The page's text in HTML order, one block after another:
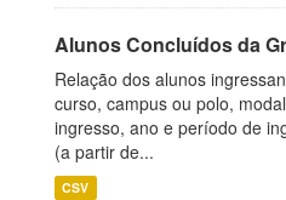
Alunos Concluídos da
Relação dos alunos
curso, campus ou polo,
ingresso, ano e período de
(a partir de...
CSV